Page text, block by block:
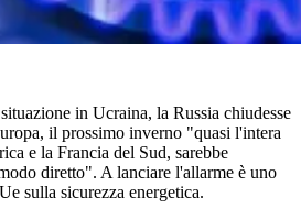
in Ucraina, la Russia chiudesse
il prossimo inverno "quasi l'intera
e la Francia del Sud, sarebbe
diretto". A lanciare l'allarme è uno
sulla sicurezza energetica.